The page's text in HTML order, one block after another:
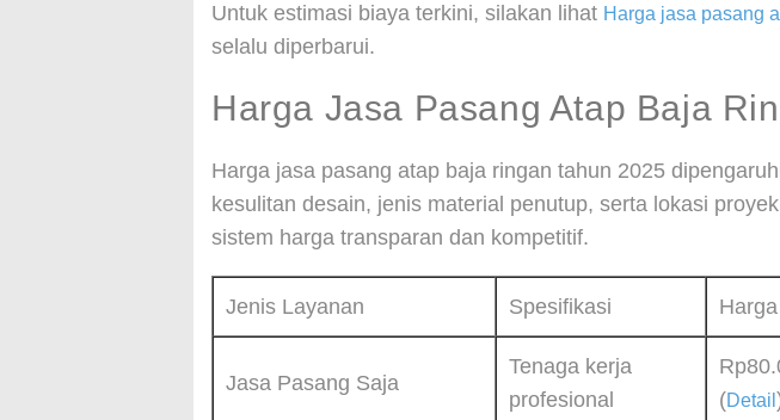
Untuk estimasi biaya terkini, silakan lihat Harga jasa pasang
selalu diperbarui.
Harga Jasa Pasang Atap Baja
Harga jasa pasang atap baja ringan tahun 2025
kesulitan desain, jenis material penutup, serta lokasi
sistem harga transparan dan kompetitif.
Jenis Layanan Spesifikasi
Jasa Pasang Saja
Tenaga kerja
profesional
(Detail